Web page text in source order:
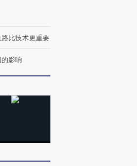
美英 索
”
100种
·第三对
比技术更重要
影响